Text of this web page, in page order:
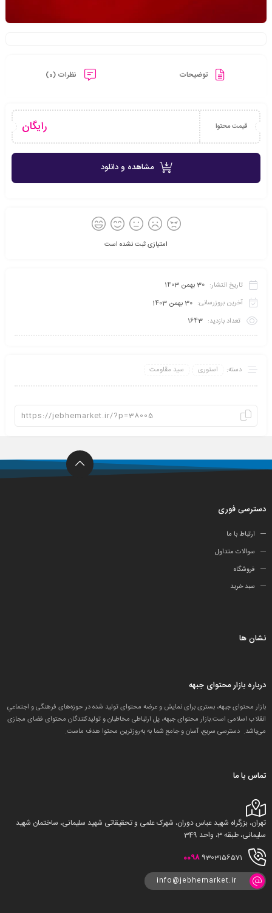
توضیحات نظرات (0)
قیمت محتوا رایگان
مشاهده و دانلود
امتیازی ثبت نشده است
تاریخ انتشار: 30 بهمن 1403
آخرین بروزرسانی: 30 بهمن 1403
تعداد بازدید: 1643
دسته: استوری سید مقاومت
دسترسی فوری
ارتباط با ما
سوالات متداول
فروشگاه
سبد خرید
نشان ها
درباره بازار محتوای جبهه
بازار محتوای جبهه، بستری برای نمایش و عرضه محتوای تولید شده در حوزه‌های فرهنگی و اجتماعیِ
انقلاب اسلامی است.بازار محتوای جبهه، پل ارتباطی مخاطبان و تولید‌کنندگان محتوای فضای مجازی
می‌باشد. دسترسی سریع، آسان و جامع شما به به‌روزترین محتوا هدف ماست.
تماس با ما
تهران، بزرگراه شهید عباس دوران، شهرک علمی و تحقیقاتی شهید سلیمانی، ساختمان شهید
سلیمانی، طبقه 3، واحد 349
0098 9303156571
info@jebhemarket.ir